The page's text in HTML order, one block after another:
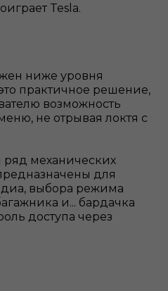
Tesla.
ниже уровня
практичное решение,
возможность
не отрывая локтя с
механических
для
выбора режима
и... бардачка
доступа через